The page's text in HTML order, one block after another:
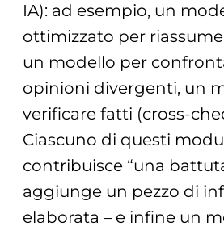
IA): ad esempio, un
ottimizzato per
un modello per
opinioni divergenti, un
verificare fatti (cross-
Ciascuno di questi
contribuisce “una
aggiunge un pezzo di
elaborata – e infine un